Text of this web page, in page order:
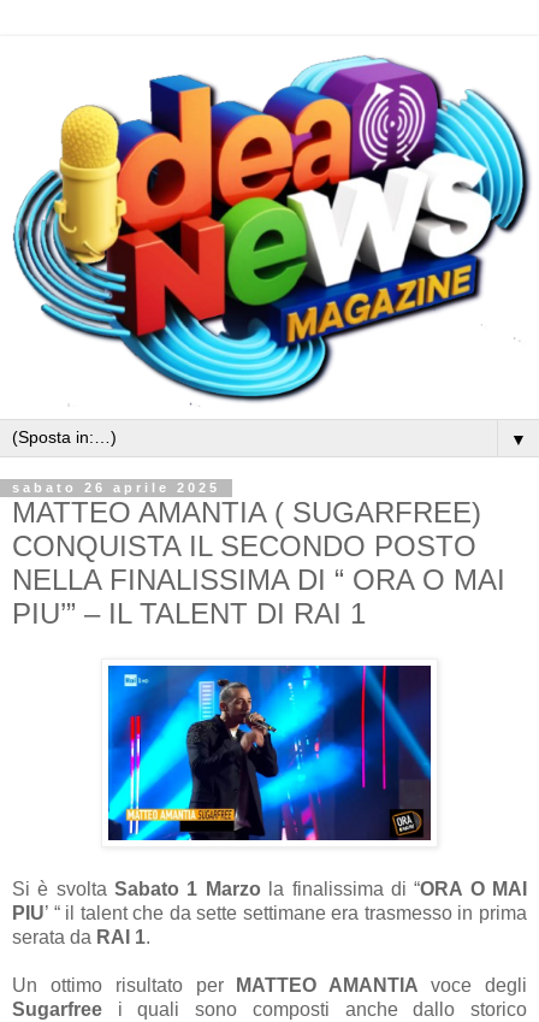
▼
sabato 26 aprile 2025
MATTEO AMANTIA ( SUGARFREE)
CONQUISTA IL SECONDO POSTO
NELLA FINALISSIMA DI “ ORA O MAI
PIU’” – IL TALENT DI RAI 1
Si è svoltaSabato 1 Marzo la finalissima di “ORA O MAI
PIU’ “ il talent che da sette settimane era trasmesso in prima
serata da RAI 1.
Un ottimo risultato per MATTEO AMANTIAvoce degli
Sugarfree i quali sono composti anche dallo storico